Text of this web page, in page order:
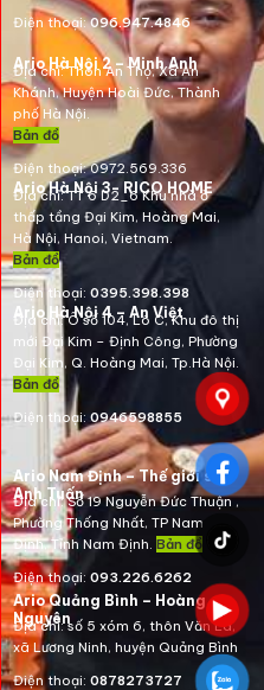
Điện thoại:096.947.4846
Ario Hà Nội 2 – Minh Anh
Địa chỉ:Thôn An Thọ, Xã An
Khánh, Huyện Hoài Đức, Thành
phố Hà Nội.
Bản đồ
Điện thoại:0972.569.336
Ario Hà Nội 3- RICO HOME
Địa chỉ: TT 6 D2_6 Khu nhà ở
thấp tầng Đại Kim, Hoàng Mai,
Hà Nội, Hanoi, Vietnam
Bản đồ
Điện thoại: 0395.398.398
Ario Hà Nội 4 – An Việt
Địa chỉ:Ô số 104, Lô C, Khu đô thị
mới Đại Kim – Định Công, Phường
Đại Kim, Q. Hoàng Mai, Tp.Hà Nội.
Bản đồ
Điện thoại: 0946598855
Ario Nam Định – Thế giới số
Anh Tuấn
Địa chỉ:Số 19 Nguyễn Đức Thuận ,
Phường Thống Nhất, TP Nam
Định, Tỉnh Nam Định. Bản đồ
Điện thoại: 093.226.6262
Ario Quảng Bình – Hoàng
Nguyên
Địa chỉ: số 5 xóm 6, thôn Văn La,
xã Lương Ninh, huyện Quảng Bình
Điện thoại: 0878273727